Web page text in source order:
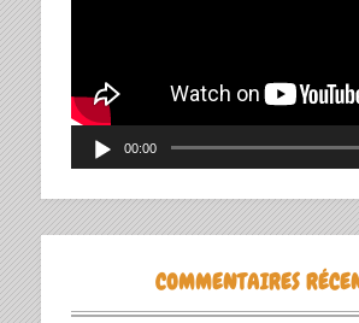
00:00
COMMENTAIRES